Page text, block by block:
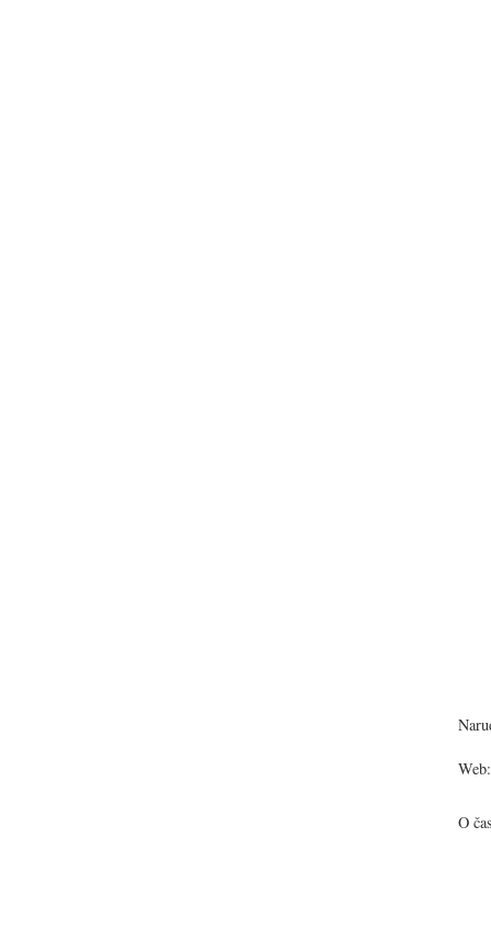
Web:
O